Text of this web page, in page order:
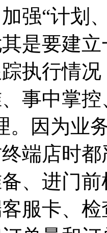
强“计划
是要建
执行情
事中掌
。因为业
端店时
、进门
服卡、